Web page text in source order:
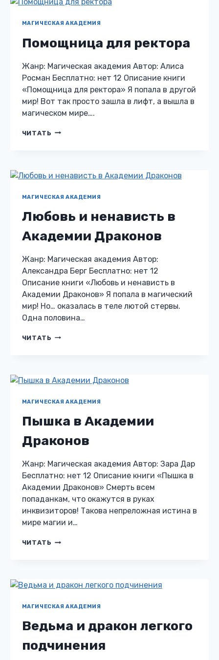
КАПКАН
КНЯЗЯ
МАГИЧЕСКАЯ АКАДЕМИЯ
Помощница для ректора
Жанр: Магическая академия Автор: Алиса
Росман Бесплатно: нет 12 Описание книги
«Помощница для ректора» Я попала в другой
мир! Вот так просто зашла в лифт, а вышла в
магическом мире….
ЧИТАТЬ ПОМОЩНИЦА
МАГИЧЕСКАЯ АКАДЕМИЯ
Любовь и ненависть в
Академии Драконов
Жанр: Магическая академия Автор:
Александра Берг Бесплатно: нет 12
Описание книги «Любовь и ненависть в
Академии Драконов» Я попала в магический
мир! Но… оказалась в теле лютой стервы.
Одна половина…
ЧИТАТЬ ЛЮБОВЬ
ДРАКОНОВ
МАГИЧЕСКАЯ АКАДЕМИЯ
Пышка в Академии
Драконов
Жанр: Магическая академия Автор: Зара Дар
Бесплатно: нет 12 Описание книги «Пышка в
Академии Драконов» Смерть всем
попаданкам, что окажутся в руках
инквизиторов! Такова непреложная истина в
мире магии и…
ЧИТАТЬ ПЫШКА
МАГИЧЕСКАЯ АКАДЕМИЯ
Ведьма и дракон легкого
подчинения